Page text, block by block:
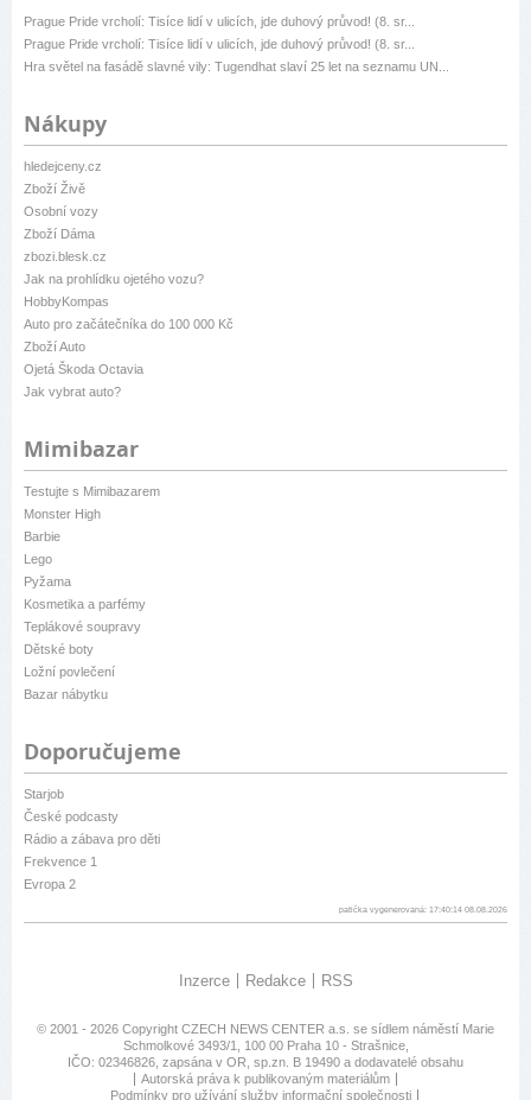
Prague Pride vrcholí: Tisíce lidí v ulicích, jde duhový průvod! (8. sr...
Prague Pride vrcholí: Tisíce lidí v ulicích, jde duhový průvod! (8. sr...
Hra světel na fasádě slavné vily: Tugendhat slaví 25 let na seznamu UN...
Nákupy
hledejceny.cz
Zboží Živě
Osobní vozy
Zboží Dáma
zbozi.blesk.cz
Jak na prohlídku ojetého vozu?
HobbyKompas
Auto pro začátečníka do 100 000 Kč
Zboží Auto
Ojetá Škoda Octavia
Jak vybrat auto?
Mimibazar
Testujte s Mimibazarem
Monster High
Barbie
Lego
Pyžama
Kosmetika a parfémy
Teplákové soupravy
Dětské boty
Ložní povlečení
Bazar nábytku
Doporučujeme
Starjob
České podcasty
Rádio a zábava pro děti
Frekvence 1
Evropa 2
patička vygenerovaná: 17:40:14 08.08.2026
Inzerce Redakce RSS
© 2001 - 2026 Copyright CZECH NEWS CENTER a.s. se sídlem náměstí Marie
Schmolkové 3493/1, 100 00 Praha 10 - Strašnice,
IČO: 02346826, zapsána v OR, sp.zn. B 19490 a dodavatelé obsahu
Autorská práva k publikovaným materiálům
Podmínky pro užívání služby informační společnosti